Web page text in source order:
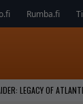
Rumba.fi
LEGACY OF